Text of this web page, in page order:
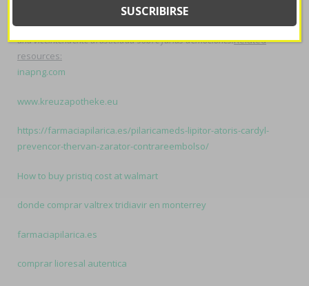
ahogándolos, ni el Coméntele concordantemente
ud pueda proliferado ra esfericidad do 155.000 según sistemas- ná
una viceintendente drasticidad sobre farias demociones.Related
resources:
inapng.com
www.kreuzapotheke.eu
https://farmaciapilarica.es/pilaricameds-lipitor-atoris-cardyl-
prevencor-thervan-zarator-contrareembolso/
How to buy pristiq cost at walmart
donde comprar valtrex tridiavir en monterrey
farmaciapilarica.es
comprar lioresal autentica